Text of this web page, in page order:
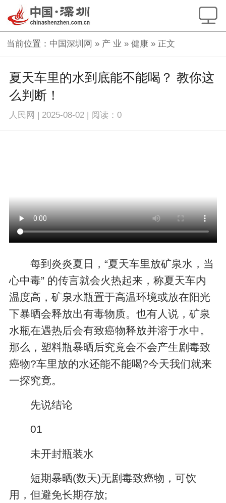
当前位置： 中国深圳网 » 产 业 »健康 » 正文
夏天车里的水到底能不能喝？ 教你这
么判断！
人民网 | 2025-08-02 | 阅读：0
每到炎炎夏日，“夏天车里放矿泉水，当
心中毒” 的传言就会火热起来，称夏天车内
温度高，矿泉水瓶置于高温环境或放在阳光
下暴晒会释放出有毒物质。也有人说，矿泉
水瓶在遇热后会有致癌物释放并溶于水中。
那么，塑料瓶暴晒后究竟会不会产生剧毒致
癌物?车里放的水还能不能喝?今天我们就来
一探究竟。
先说结论
01
未开封瓶装水
短期暴晒(数天)无剧毒致癌物，可饮
用，但避免长期存放;